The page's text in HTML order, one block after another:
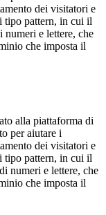
dei visitatori e
tipo pattern, in cui il
numeri e lettere, che
che imposta il
alla piattaforma di
per aiutare i
dei visitatori e
tipo pattern, in cui il
numeri e lettere, che
che imposta il